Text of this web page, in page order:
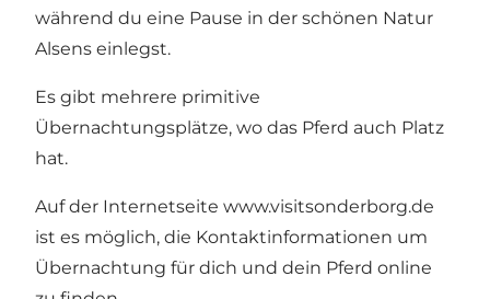
während du eine Pause in der schönen Natur
Alsens einlegst.
Es gibt mehrere primitive
Übernachtungsplätze, wo das Pferd auch Platz
hat.
Auf der Internetseite www.visitsonderborg.de
ist es möglich, die Kontaktinformationen um
Übernachtung für dich und dein Pferd online